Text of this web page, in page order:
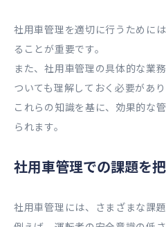
社用車管理を適切に行うために
ることが重要です。
また、社用車管理の具体的な業
ついても理解しておく必要があり
これらの知識を基に、効果的な
られます。
社用車管理での課題を
社用車管理には、さまざまな課題